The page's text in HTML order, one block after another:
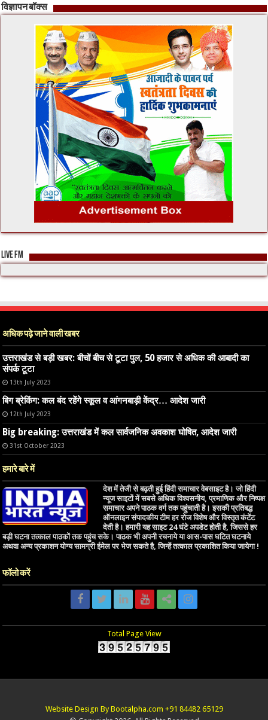
विज्ञापन बॉक्स
LIVE FM
अधिक पढ़े जाने वाली खबर
उत्तराखंड से बड़ी खबर: बीचों बीच से टूटा पुल, 50 हजार से अधिक की आबादी का
संपर्क टूटा
13th July 2023
बिग ब्रेकिंग: कल बंद रहेंगे स्कूल व आंगनबाड़ी केंद्र… आदेश जारी
12th July 2023
Big breaking: उत्तराखंड में कल सार्वजनिक अवकाश घोषित, आदेश जारी
31st October 2023
हमारे बारे में
देश में तेजी से बढ़ती हुई हिंदी समाचार वेबसाइट है। जो हिंदी
न्यूज साइटों में सबसे अधिक विश्वसनीय, प्रमाणिक और निष्पक्ष
समाचार अपने पाठक वर्ग तक पहुंचाती है। इसकी प्रतिबद्ध
ऑनलाइन संपादकीय टीम हर रोज विशेष और विस्तृत कंटेंट
देती है। हमारी यह साइट 24 घंटे अपडेट होती है, जिससे हर
बड़ी घटना तत्काल पाठकों तक पहुंच सके। पाठक भी अपनी रचनाये या आस-पास घटित घटनाये
अथवा अन्य प्रकाशन योग्य सामग्री ईमेल पर भेज सकते है, जिन्हें तत्काल प्रकाशित किया जायेगा !
फॉलो करें
Total Page View
Website Design By Bootalpha.com +91 84482 65129